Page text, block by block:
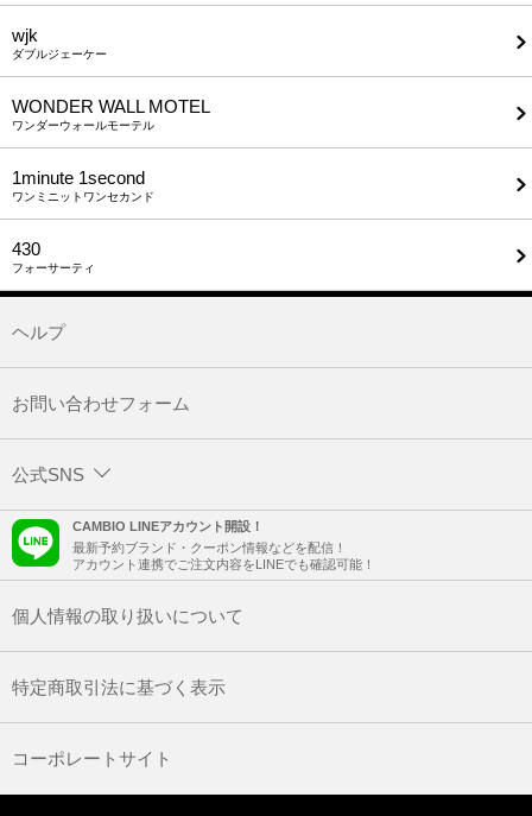
wjk
ダブルジェーケー
WONDER WALL MOTEL
ワンダーウォールモーテル
1minute​ 1second
ワンミニットワンセカンド
430
フォーサーティ
ヘルプ
お問い合わせフォーム
公式SNS
CAMBIO LINEアカウント開設！
最新予約ブランド・クーポン情報などを配信！
アカウント連携でご注文内容をLINEでも確認可能！
個人情報の取り扱いについて
特定商取引法に基づく表示
コーポレートサイト